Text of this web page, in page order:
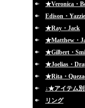
★Veronica・
Edison・Yazzie
★Ray・Jack
★Matthew・
★Gilbert・
★Joelias・
★Rita・
↓★アイテム
リング